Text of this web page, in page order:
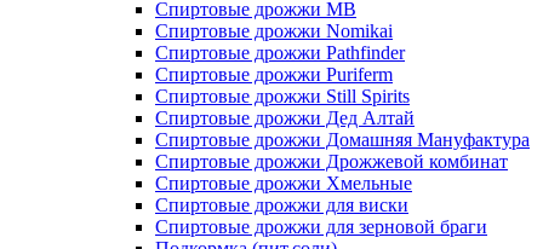
Спиртовые дрожжи MB
Спиртовые дрожжи Nomikai
Спиртовые дрожжи Pathfinder
Спиртовые дрожжи Puriferm
Спиртовые дрожжи Still Spirits
Спиртовые дрожжи Дед Алтай
Спиртовые дрожжи Домашняя Мануфактура
Спиртовые дрожжи Дрожжевой комбинат
Спиртовые дрожжи Хмельные
Спиртовые дрожжи для виски
Спиртовые дрожжи для зерновой браги